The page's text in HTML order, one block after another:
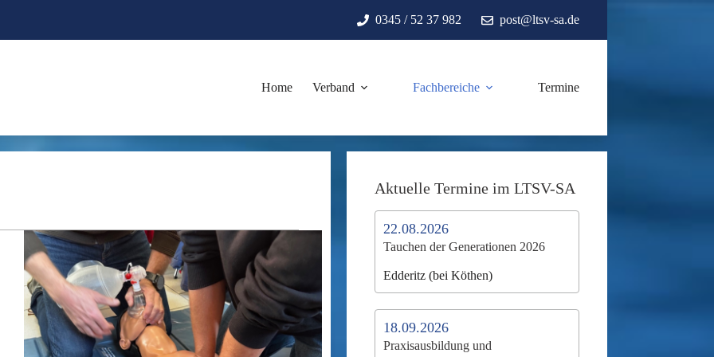
0345 / 52 37 982 post@ltsv-sa.de
Home Verband Fachbereiche Termine
Aktuelle Termine im LTSV-SA
22.08.2026
Tauchen der Generationen 2026
Edderitz (bei Köthen)
18.09.2026
Praxisausbildung und